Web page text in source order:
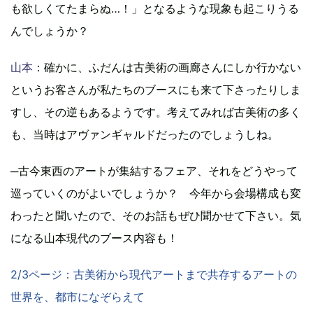
も欲しくてたまらぬ…！」となるような現象も起こりうる
んでしょうか？
山本 ：確かに、ふだんは古美術の画廊さんにしか行かない
というお客さんが私たちのブースにも来て下さったりしま
すし、その逆もあるようです。考えてみれば古美術の多く
も、当時はアヴァンギャルドだったのでしょうしね。
─古今東西のアートが集結するフェア、それをどうやって
巡っていくのがよいでしょうか？ 今年から会場構成も変
わったと聞いたので、そのお話もぜひ聞かせて下さい。気
になる山本現代のブース内容も！
2/3ページ：古美術から現代アートまで共存するアートの
世界を、都市になぞらえて